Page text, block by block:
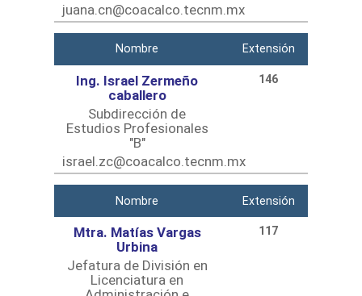
juana.cn@coacalco.tecnm.mx
Nombre Extensión
Ing. Israel Zermeño
caballero
Subdirección de
Estudios Profesionales
"B"
israel.zc@coacalco.tecnm.mx
146
Nombre Extensión
Mtra. Matías Vargas
Urbina
Jefatura de División en
Licenciatura en
117